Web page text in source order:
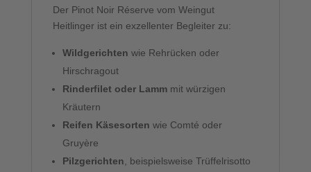
Der Pinot Noir Réserve vom Weingut
Heitlinger ist ein exzellenter Begleiter zu:
Wildgerichten wie Rehrücken oder
Hirschragout
Rinderfilet oder Lammmit würzigen
Kräutern
Reifen Käsesorten wie Comté oder
Gruyère
Pilzgerichten , beispielsweise Trüffelrisotto